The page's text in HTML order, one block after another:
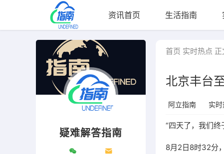
资讯首页 生活指南
疑难解答指南
首页 实时热点 正
北京丰台
阿立指南 实
“四天了，我们终
8月2日8时32分